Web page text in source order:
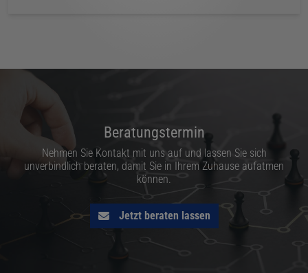
Beratungstermin
Nehmen Sie Kontakt mit uns auf und lassen Sie sich
unverbindlich beraten, damit Sie in Ihrem Zuhause aufatmen
können.
Jetzt beraten lassen